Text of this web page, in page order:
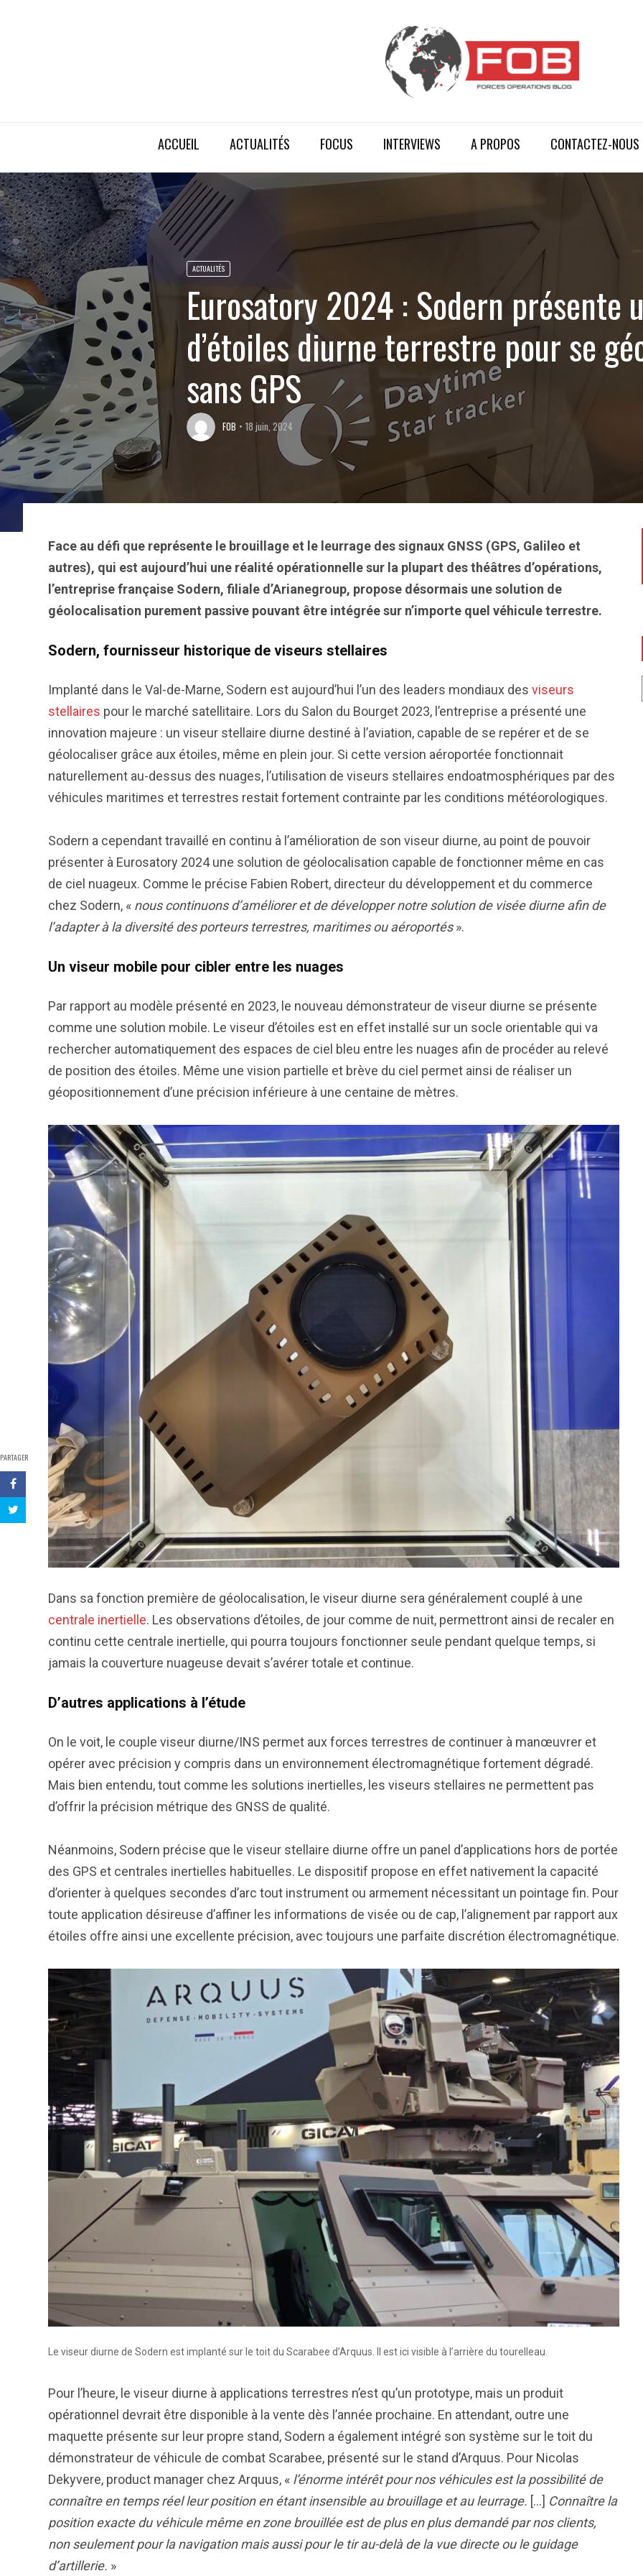
ACCUEIL ACTUALITÉS FOCUS INTERVIEWS A PROPOS CONTACTEZ-NOUS
ACTUALITÉS
Eurosatory 2024 : Sodern présente
d’étoiles diurne terrestre pour se
sans GPS
FOB 18 juin, 2024
PARTAGER
Face au défi que représente le brouillage et le leurrage des signaux GNSS (GPS, Galileo et
autres), qui est aujourd’hui une réalité opérationnelle sur la plupart des théâtres d’opérations,
l’entreprise française Sodern, filiale d’Arianegroup, propose désormais une solution de
géolocalisation purement passive pouvant être intégrée sur n’importe quel véhicule terrestre.
Sodern, fournisseur historique de viseurs stellaires
Implanté dans le Val-de-Marne, Sodern est aujourd’hui l’un des leaders mondiaux des viseurs
stellaires pour le marché satellitaire. Lors du Salon du Bourget 2023, l’entreprise a présenté une
innovation majeure : un viseur stellaire diurne destiné à l’aviation, capable de se repérer et de se
géolocaliser grâce aux étoiles, même en plein jour. Si cette version aéroportée fonctionnait
naturellement au-dessus des nuages, l’utilisation de viseurs stellaires endoatmosphériques par des
véhicules maritimes et terrestres restait fortement contrainte par les conditions météorologiques.
Sodern a cependant travaillé en continu à l’amélioration de son viseur diurne, au point de pouvoir
présenter à Eurosatory 2024 une solution de géolocalisation capable de fonctionner même en cas
de ciel nuageux. Comme le précise Fabien Robert, directeur du développement et du commerce
chez Sodern, « nous continuons d’améliorer et de développer notre solution de visée diurne afin de
l’adapter à la diversité des porteurs terrestres, maritimes ou aéroportés».
Un viseur mobile pour cibler entre les nuages
Par rapport au modèle présenté en 2023, le nouveau démonstrateur de viseur diurne se présente
comme une solution mobile. Le viseur d’étoiles est en effet installé sur un socle orientable qui va
rechercher automatiquement des espaces de ciel bleu entre les nuages afin de procéder au relevé
de position des étoiles. Même une vision partielle et brève du ciel permet ainsi de réaliser un
géopositionnement d’une précision inférieure à une centaine de mètres.
Dans sa fonction première de géolocalisation, le viseur diurne sera généralement couplé à une
centrale inertielle. Les observations d’étoiles, de jour comme de nuit, permettront ainsi de recaler en
continu cette centrale inertielle, qui pourra toujours fonctionner seule pendant quelque temps, si
jamais la couverture nuageuse devait s’avérer totale et continue.
D’autres applications à l’étude
On le voit, le couple viseur diurne/INS permet aux forces terrestres de continuer à manœuvrer et
opérer avec précision y compris dans un environnement électromagnétique fortement dégradé.
Mais bien entendu, tout comme les solutions inertielles, les viseurs stellaires ne permettent pas
d’offrir la précision métrique des GNSS de qualité.
Néanmoins, Sodern précise que le viseur stellaire diurne offre un panel d’applications hors de portée
des GPS et centrales inertielles habituelles. Le dispositif propose en effet nativement la capacité
d’orienter à quelques secondes d’arc tout instrument ou armement nécessitant un pointage fin. Pour
toute application désireuse d’affiner les informations de visée ou de cap, l’alignement par rapport aux
étoiles offre ainsi une excellente précision, avec toujours une parfaite discrétion électromagnétique.
Le viseur diurne de Sodern est implanté sur le toit du Scarabee d’Arquus. Il est ici visible à l’arrière du tourelleau.
Pour l’heure, le viseur diurne à applications terrestres n’est qu’un prototype, mais un produit
opérationnel devrait être disponible à la vente dès l’année prochaine. En attendant, outre une
maquette présente sur leur propre stand, Sodern a également intégré son système sur le toit du
démonstrateur de véhicule de combat Scarabee, présenté sur le stand d’Arquus. Pour Nicolas
Dekyvere, product manager chez Arquus, « l’énorme intérêt pour nos véhicules est la possibilité de
connaître en temps réel leur position en étant insensible au brouillage et au leurrage. […] Connaître la
position exacte du véhicule même en zone brouillée est de plus en plus demandé par nos clients,
non seulement pour la navigation mais aussi pour le tir au-delà de la vue directe ou le guidage
d’artillerie. »